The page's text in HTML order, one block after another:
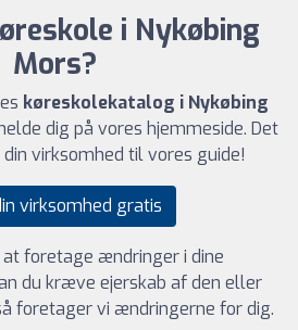
i Nykøbing
Mors?
køreskolekatalog i Nykøbing
dig på vores hjemmeside. Det
virksomhed til vores guide!
virksomhed gratis
at foretage ændringer i dine
du kræve ejerskab af den eller
foretager vi ændringerne for dig.